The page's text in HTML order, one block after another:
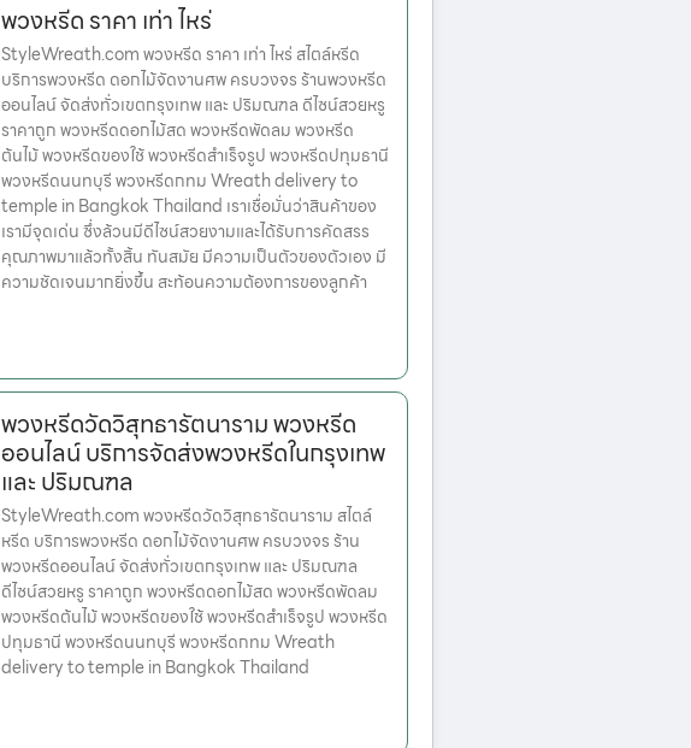
พวงหรีด ราคา เท่า ไหร่
StyleWreath.com พวงหรีด ราคา เท่า ไหร่ สไตล์หรีด
บริการพวงหรีด ดอกไม้จัดงานศพ ครบวงจร ร้านพวงหรีด
ออนไลน์ จัดส่งทั่วเขตกรุงเทพ และ ปริมณฑล ดีไซน์สวยหรู
ราคาถูก พวงหรีดดอกไม้สด พวงหรีดพัดลม พวงหรีด
ต้นไม้ พวงหรีดของใช้ พวงหรีดสำเร็จรูป พวงหรีดปทุมธานี
พวงหรีดนนทบุรี พวงหรีดกทม Wreath delivery to
temple in Bangkok Thailand เราเชื่อมั่นว่าสินค้าของ
เรามีจุดเด่น ซึ่งล้วนมีดีไซน์สวยงามและได้รับการคัดสรร
คุณภาพมาแล้วทั้งสิ้น ทันสมัย มีความเป็นตัวของตัวเอง มี
ความชัดเจนมากยิ่งขึ้น สะท้อนความต้องการของลูกค้า
พวงหรีดวัดวิสุทธารัตนาราม พวงหรีด
ออนไลน์ บริการจัดส่งพวงหรีดในกรุงเทพ
และ ปริมณฑล
StyleWreath.com พวงหรีดวัดวิสุทธารัตนาราม สไตล์
หรีด บริการพวงหรีด ดอกไม้จัดงานศพ ครบวงจร ร้าน
พวงหรีดออนไลน์ จัดส่งทั่วเขตกรุงเทพ และ ปริมณฑล
ดีไซน์สวยหรู ราคาถูก พวงหรีดดอกไม้สด พวงหรีดพัดลม
พวงหรีดต้นไม้ พวงหรีดของใช้ พวงหรีดสำเร็จรูป พวงหรีด
ปทุมธานี พวงหรีดนนทบุรี พวงหรีดกทม Wreath
delivery to temple in Bangkok Thailand